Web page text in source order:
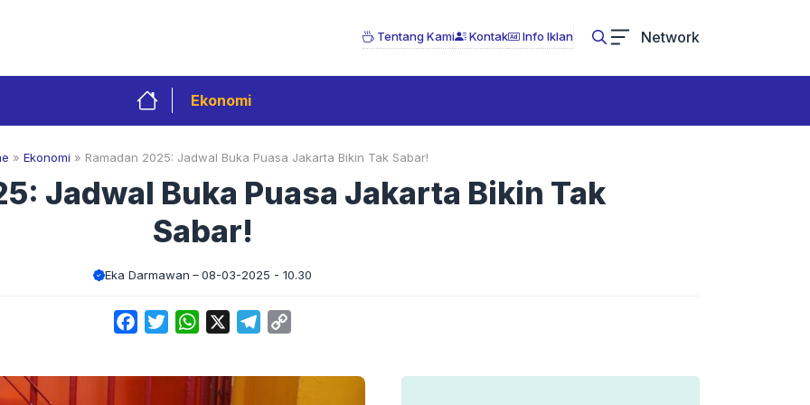
Tentang Kami Kontak Info Iklan Network
Ekonomi
» Ekonomi » Ramadan 2025: Jadwal Buka Puasa Jakarta Bikin Tak Sabar!
Jadwal Buka Puasa Jakarta Bikin Tak
Sabar!
Eka Darmawan 08-03-2025 - 10.30
FacebookTwitterWhatsApp Telegram